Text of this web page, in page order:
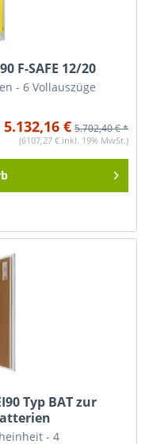
F-SAFE 12/20
- 6 Vollauszüge
5.132,16 € 5.702,40 € *
(6107,27 € inkl. 19% MwSt.)
Typ BAT zur
- 4